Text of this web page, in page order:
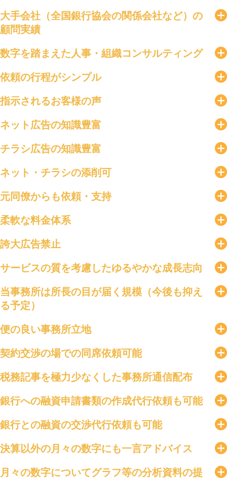
大手会社（全国銀行協会の関係会社など）の
顧問実績
数字を踏まえた人事・組織コンサルティング
依頼の行程がシンプル
指示されるお客様の声
ネット広告の知識豊富
チラシ広告の知識豊富
ネット・チラシの添削可
元同僚からも依頼・支持
柔軟な料金体系
誇大広告禁止
サービスの質を考慮したゆるやかな成長志向
当事務所は所長の目が届く規模（今後も抑え
る予定）
便の良い事務所立地
契約交渉の場での同席依頼可能
税務記事を極力少なくした事務所通信配布
銀行への融資申請書類の作成代行依頼も可能
銀行との融資の交渉代行依頼も可能
決算以外の月々の数字にも一言アドバイス
月々の数字についてグラフ等の分析資料の提